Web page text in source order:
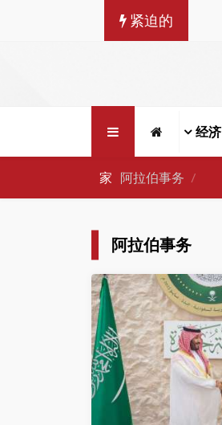
紧迫的
经济
家 阿拉伯事务
阿拉伯事务